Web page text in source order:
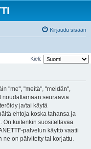
Kirjaudu sisään
Kieli:
"me", "meitä", "meidän",
noudattamaan seuraavia
ja/tai käytä
ehtoja koska tahansa ja
On kuitenkin suositeltavaa
palvelun käyttö vaatii
ne on päivitetty tai korjattu.